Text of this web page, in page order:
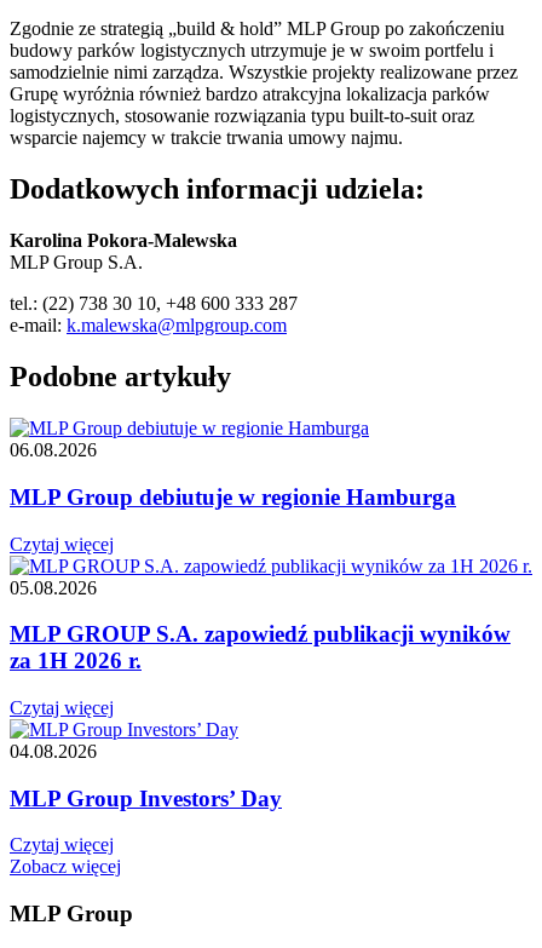
Zgodnie ze strategią „build & hold” MLP Group po zakończeniu
budowy parków logistycznych utrzymuje je w swoim portfelu i
samodzielnie nimi zarządza. Wszystkie projekty realizowane przez
Grupę wyróżnia również bardzo atrakcyjna lokalizacja parków
logistycznych, stosowanie rozwiązania typu built-to-suit oraz
wsparcie najemcy w trakcie trwania umowy najmu.
Dodatkowych informacji udziela:
Karolina Pokora-Malewska
MLP Group S.A.
tel.: (22) 738 30 10, +48 600 333 287
e-mail: k.malewska@mlpgroup.com
Podobne artykuły
06.08.2026
MLP Group debiutuje w regionie Hamburga
Czytaj więcej
05.08.2026
MLP GROUP S.A. zapowiedź publikacji wyników
za 1H 2026 r.
Czytaj więcej
04.08.2026
MLP Group Investors’ Day
Czytaj więcej
Zobacz więcej
MLP Group